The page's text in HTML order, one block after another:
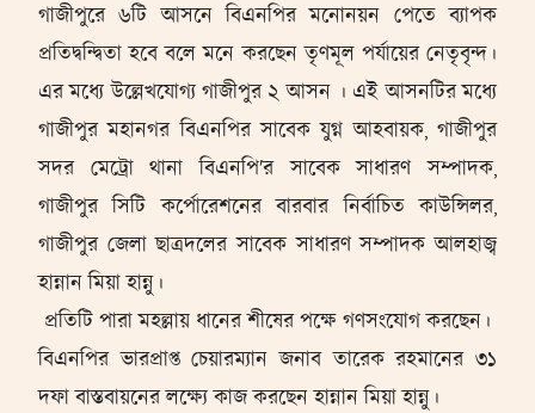
গাজীপুরে ৬টি আসনে বিএনপির মনোনয়ন পেতে ব্যাপক
প্রতিদ্বন্দ্বিতা হবে বলে মনে করছেন তৃণমূল পর্যায়ের নেতৃবৃন্দ।
এর মধ্যে উল্লেখযোগ্য গাজীপুর ২ আসন । এই আসনটির মধ্যে
গাজীপুর মহানগর বিএনপির সাবেক যুগ্ন আহবায়ক, গাজীপুর
সদর মেট্রো থানা বিএনপি'র সাবেক সাধারণ সম্পাদক,
গাজীপুর সিটি কর্পোরেশনের বারবার নির্বাচিত কাউন্সিলর,
গাজীপুর জেলা ছাত্রদলের সাবেক সাধারণ সম্পাদক আলহাজ্ব
হান্নান মিয়া হান্নু।
প্রতিটি পারা মহল্লায় ধানের শীষের পক্ষে গণসংযোগ করছেন।
বিএনপির ভারপ্রাপ্ত চেয়ারম্যান জনাব তারেক রহমানের ৩১
দফা বাস্তবায়নের লক্ষ্যে কাজ করছেন হান্নান মিয়া হান্নু।